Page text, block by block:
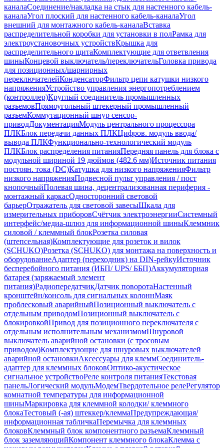
каналаСоединение/накладка на стык для настенного кабель-
каналаУгол плоский для настенного кабель-каналаУгол
внешний для монтажного кабель-каналаВставка
распределительной коробки для установки в полРамка для
электроустановочных устройствКрышка для
распределительного щитаКомплектующие для ответвления
шиныКонцевой выключатель/переключательГоловка привода
для позиционных/шарнирных
переключателейКонденсаторФильтр цепи катушки низкого
напряженияУстройство управления энергопотреблением
(контроллер)Круглый соединитель промышленных
разъемовПрямоугольный штекерный промышленный
разъемКоммутационный шнур сенсор-
приводДокументацияМодуль центрального процессора
ПЛКБлок передачи данных ПЛКЦифров. модуль ввода/
вывода ПЛКФункционально-технологический модуль
ПЛКБлок распределения питанияПередняя панель для блока с
модульной шириной 19 дюймов (482.6 мм)Источник питания
постоян. тока (DC)Катушка для низкого напряженияФильтр
низкого напряженияПодвесной пульт управления / пост
кнопочныйПолевая шина, децентрализованная периферия -
монтажный каркасОдносторонний световой
барьерОтражатель для световой завесыШкала для
измерительных приборовСчётчик электроэнергииСистемный
интерфейс/медиа-шлюз для информационной шиныКлеммник
силовой / клеммный блокРозетка силовая
(штепсельная)Комплектующие для розеток и вилок
(SCHUKO)Розетка (SCHUKO) для монтажа на поверхность и
оборудованиеАдаптер (переходник) на DIN-рейкуИсточник
бесперебойного питания (ИБП/ UPS/ ББП)Аккумуляторная
батарея (заряжаемый элемент
питания)РадиопередатчикДатчик поворотаНастенный
кронштейн/консоль для сигнальных колоннМаяк
проблесковый аварийныйПозиционный выключатель с
отдельным приводомПозиционный выключатель с
блокировкойПривод для позиционного переключателя с
отдельным исполнительным механизмомШнуровой
выключатель аварийной остановки (с тросовым
приводом)Комплектующие для шнуровых выключателей
аварийной остановкиАксессуары для клеммСоединитель-
адаптер для клеммных блоковОптико-акустическое
сигнальное устройствоРеле контроля питанияТекстовая
панельЛогический модульМодемТвердотельное релеРегулятор
комнатной температуры для информационной
шиныМаркировка для клеммной колодки/ клеммного
блокаТестовый (-ая) штеккер/клеммаПредупреждающая/
информационная табличкаПеремычка для клеммных
блоковКлеммный блок компонентного разъемаКлеммный
блок заземляющийКомпонент клеммного блокаКлемма с